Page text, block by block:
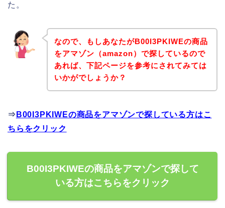
た。
なので、もしあなたがB00I3PKIWEの商品
をアマゾン（amazon）で探しているので
あれば、下記ページを参考にされてみては
いかがでしょうか？
⇒ B00I3PKIWEの商品をアマゾンで探している方はこ
ちらをクリック
B00I3PKIWEの商品をアマゾンで探して
いる方はこちらをクリック